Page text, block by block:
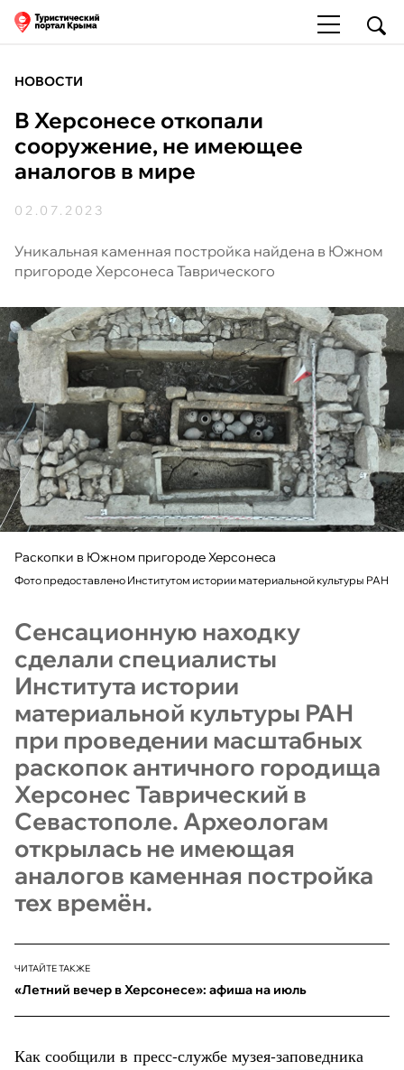
НОВОСТИ
В Херсонесе откопали
сооружение, не имеющее
аналогов в мире
02.07.2023
Уникальная каменная постройка найдена в Южном
пригороде Херсонеса Таврического
Раскопки в Южном пригороде Херсонеса
Фото предоставлено Институтом истории материальной культуры РАН
Сенсационную находку
сделали специалисты
Института истории
материальной культуры РАН
при проведении масштабных
раскопок античного городища
Херсонес Таврический в
Севастополе. Археологам
открылась не имеющая
аналогов каменная постройка
тех времён.
ЧИТАЙТЕ ТАКЖЕ
«Летний вечер в Херсонесе»: афиша на июль
Как сообщили в пресс-службе музея-заповедника